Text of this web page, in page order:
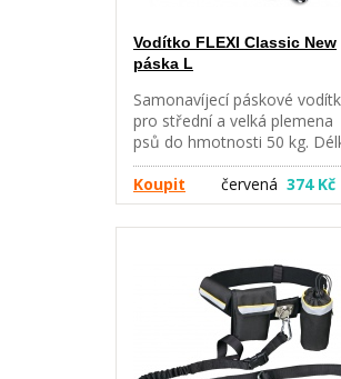
Vodítko FLEXI Classic New
páska L
Samonavíjecí páskové
pro střední a velká plemena
psů do hmotnosti 50 kg.
5 m, hmotnost 346 g.
vodítka flexi poskytují
psovi potřebnou volnost
výběhu. Díky brzdícímu
ovládat jednou rukou, máte
Vašeho psa vždy pod
kontrolou. S chromovanou
karabinou. Lze rozšířit o
igelitové sáčky.
Koupit červená 374 Kč